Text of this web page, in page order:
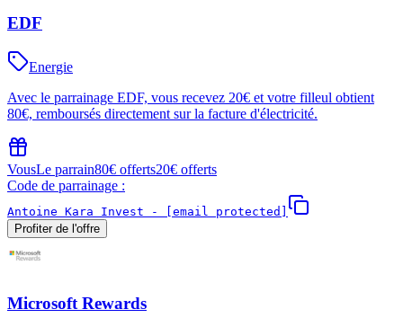
EDF
Energie
Avec le parrainage EDF, vous recevez 20€ et votre filleul obtient
80€, remboursés directement sur la facture d'électricité.
VousLe parrain80€ offerts20€ offerts
Code de parrainage :
Antoine Kara Invest -
[email protected]
Profiter de l'offre
Microsoft Rewards